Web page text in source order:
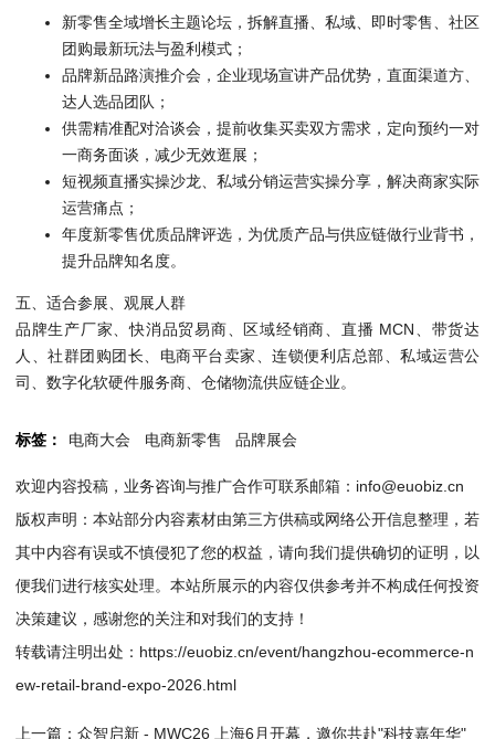
新零售全域增长主题论坛，拆解直播、私域、即时零售、社区
团购最新玩法与盈利模式；
品牌新品路演推介会，企业现场宣讲产品优势，直面渠道方、
达人选品团队；
供需精准配对洽谈会，提前收集买卖双方需求，定向预约一对
一商务面谈，减少无效逛展；
短视频直播实操沙龙、私域分销运营实操分享，解决商家实际
运营痛点；
年度新零售优质品牌评选，为优质产品与供应链做行业背书，
提升品牌知名度。
五、适合参展、观展人群
品牌生产厂家、快消品贸易商、区域经销商、直播 MCN、带货达
人、社群团购团长、电商平台卖家、连锁便利店总部、私域运营公
司、数字化软硬件服务商、仓储物流供应链企业。
标签： 电商大会 电商新零售 品牌展会
欢迎内容投稿，业务咨询与推广合作可联系邮箱：info@euobiz.cn
版权声明：本站部分内容素材由第三方供稿或网络公开信息整理，若
其中内容有误或不慎侵犯了您的权益，请向我们提供确切的证明，以
便我们进行核实处理。本站所展示的内容仅供参考并不构成任何投资
决策建议，感谢您的关注和对我们的支持！
转载请注明出处： https://euobiz.cn/event/hangzhou-ecommerce-n
ew-retail-brand-expo-2026.html
上一篇： 众智启新 - MWC26 上海6月开幕，邀你共赴"科技嘉年华"